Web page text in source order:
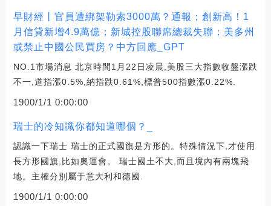
早財經丨官員遭綁架勒索3000萬？通報；創新高！1
月信貸新增4.9萬億；新城控股聯席總裁失聯；美多州
或禁止中國公民買房？中方回應_GPT
NO.1市場消息 北京時間1月22日凌晨,美股三大指數收盤漲跌
不一,道指漲0.5%,納指跌0.61%,標普500指數漲0.22%.
1900/1/1 0:00:00
瑞士的冷知識你都知道哪個？_
認識一下瑞士 瑞士的正式國旗是方形的。特殊情況下,才使用
長方形國旗,比如奧運會。 瑞士國土不大,而且境內有兩塊飛
地。主權分別屬于意大利和德國.
1900/1/1 0:00:00